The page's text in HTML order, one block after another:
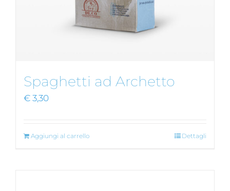
Spaghetti ad Archetto
€ 3,30
Aggiungi al carrello Dettagli